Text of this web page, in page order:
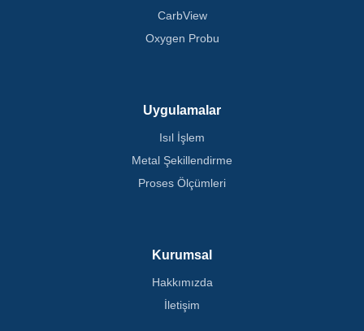
CarbView
Oxygen Probu
Uygulamalar
Isıl İşlem
Metal Şekillendirme
Proses Ölçümleri
Kurumsal
Hakkımızda
İletişim